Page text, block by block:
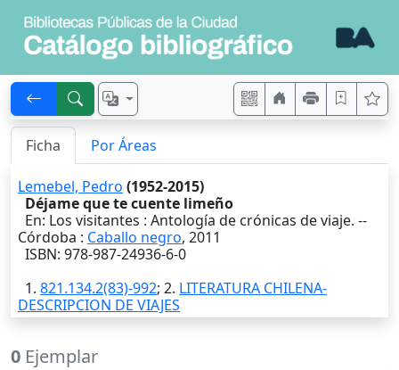
Ficha Por Áreas
Lemebel, Pedro (1952-2015)
Déjame que te cuente limeño
En: Los visitantes : Antología de crónicas de viaje. --
Córdoba : Caballo negro, 2011
ISBN: 978-987-24936-6-0
1. 821.134.2(83)-992; 2. LITERATURA CHILENA-
DESCRIPCION DE VIAJES
0 Ejemplar